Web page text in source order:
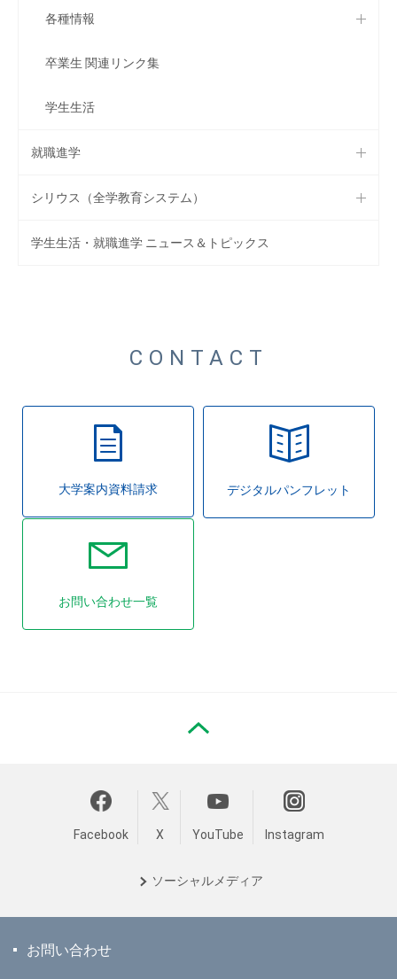
各種情報
卒業生 関連リンク集
学生生活
就職進学
シリウス（全学教育システム）
学生生活・就職進学 ニュース＆トピックス
CONTACT
大学案内資料請求 デジタルパンフレット
お問い合わせ一覧
Facebook X YouTube Instagram
ソーシャル メディア
お問い合わせ